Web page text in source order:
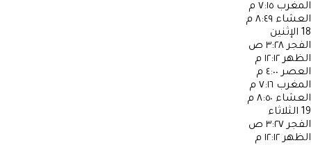
المغرب ٧:١٥ م
العشاء ٨:٤٩ م
18 الإثنين
الفجر ٣:٢٨ ص
الظهر ١٢:١٢ م
العصر ٤:٠٠ م
المغرب ٧:١٦ م
العشاء ٨:٥٠ م
19 الثلاثاء
الفجر ٣:٢٧ ص
الظهر ١٢:١٢ م